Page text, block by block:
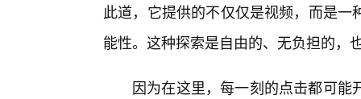
此道，它提供的不仅仅是视频，而是
能性。这种探索是自由的、无负担的，
因为在这里，每一刻的点击都可